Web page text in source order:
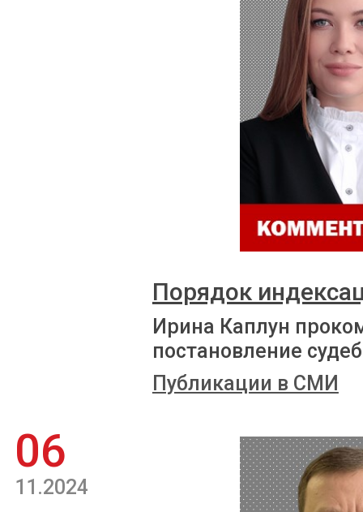
Порядок
Ирина Каплун
постановление
Публикации в СМИ
06
11.2024